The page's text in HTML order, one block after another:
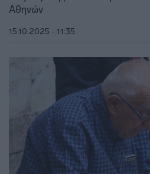
Αθηνών
15.10.2025 - 11:35